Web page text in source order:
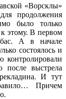
«Ворсклы»
продолжения
было только
этому. В первом
А в начале
состоялось и
контролировали
выстрела
И тут
Причем